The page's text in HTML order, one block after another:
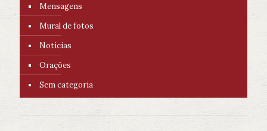
Mensagens
Mural de fotos
Notícias
Orações
Sem categoria